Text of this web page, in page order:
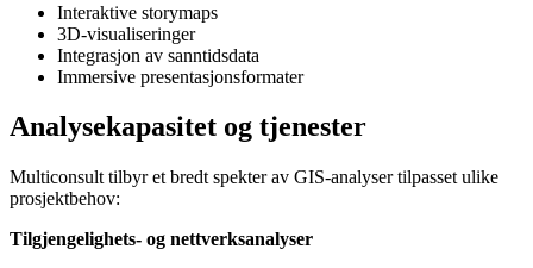
Interaktive storymaps
3D-visualiseringer
Integrasjon av sanntidsdata
Immersive presentasjonsformater
Analysekapasitet og tjenester
Multiconsult tilbyr et bredt spekter av GIS-analyser tilpasset ulike
prosjektbehov:
Tilgjengelighets- og nettverksanalyser